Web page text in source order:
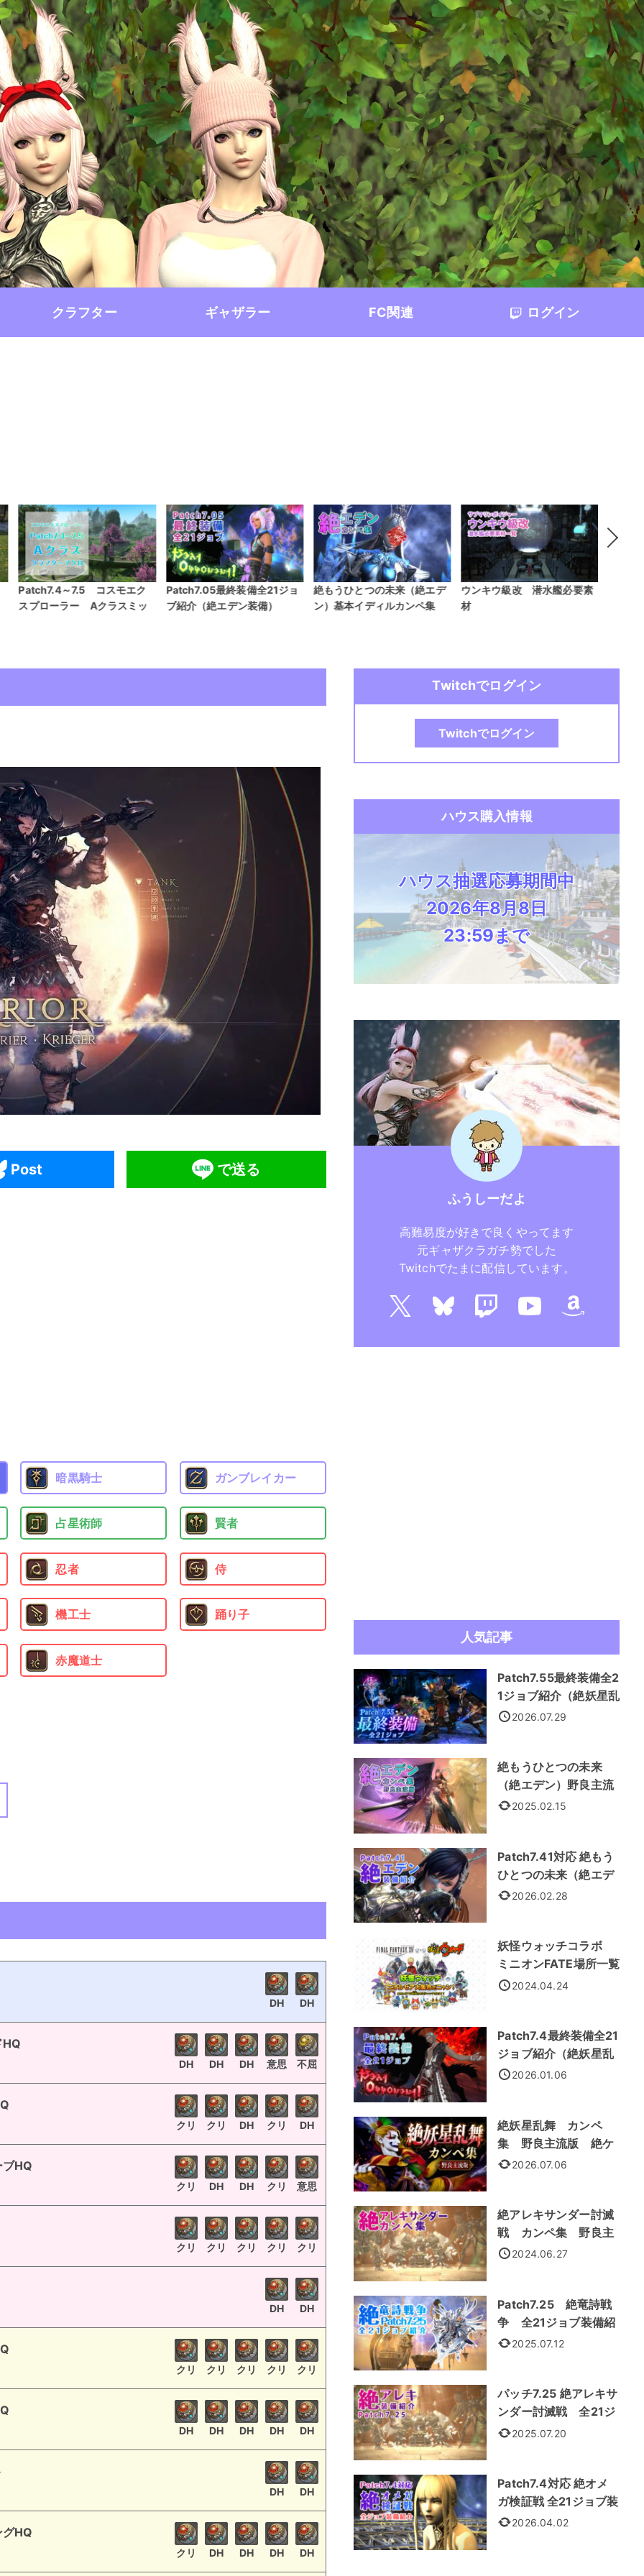
クラフター ギャザラー FC関連 ログイン
Patch7.05最終装備全21ジョ
ブ紹介（絶エデン装備）
絶もうひとつの未来（絶エデ
ン）基本イディルカンペ集
ウンキウ級改 潜水艦必要素
材
黄金のレガシー風脈一覧 座
標付き
Post で送る
暗黒騎士 ガンブレイカー
占星術師 賢者
忍者 侍
機工士 踊り子
赤魔道士
DH DH
HQ
DH DH DH 意思 不屈
クリ クリ DH クリ DH
HQ
クリ DH DH クリ 意思
クリ クリ クリ クリ クリ
DH DH
クリ クリ クリ クリ クリ
DH DH DH DH DH
DH DH
HQ
クリ DH DH DH DH
Twitchでログイン
Twitchでログイン
ハウス購入情報
ハウス抽選応募期間中
2026年8月8日
23:59まで
ふうしーだよ
高難易度が好きで良くやってます
元ギャザクラガチ勢でした
Twitchでたまに配信しています。
人気記事
Patch7.55最終装備全2
1ジョブ紹介（絶妖星乱
舞装備）
2026.07.29
絶もうひとつの未来
（絶エデン）野良主流
カンペ集
2025.02.15
Patch7.41対応 絶もう
ひとつの未来（絶エデ
ン） 全21ジョブ装備紹
2026.02.28
妖怪ウォッチコラボ
ミニオンFATE場所一覧
2024.04.24
Patch7.4最終装備全21
ジョブ紹介（絶妖星乱
舞装備）
2026.01.06
絶妖星乱舞 カンペ
集 野良主流版 絶ケ
フカ2026.07.06
絶アレキサンダー討滅
戦 カンペ集 野良主
流処理法
2024.06.27
Patch7.25 絶竜詩戦
争 全21ジョブ装備紹
介 2025.07.12
パッチ7.25 絶アレキサ
ンダー討滅戦 全21ジ
ョブ装備
2025.07.20
Patch7.4対応 絶オメ
ガ検証戦 全21ジョブ装
備紹介
2026.04.02